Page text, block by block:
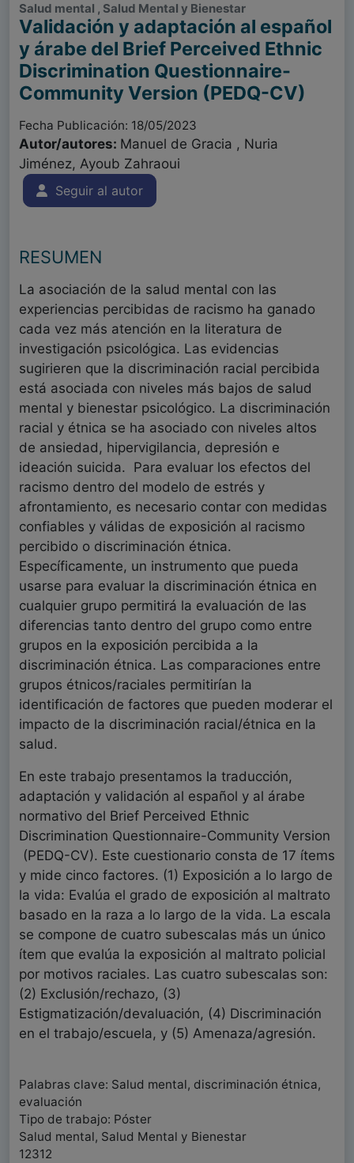
Salud mental , Salud Mental y Bienestar
Validación y adaptación al español
y árabe del Brief Perceived Ethnic
Discrimination Questionnaire-
Community Version (PEDQ-CV)
Fecha Publicación: 18/05/2023
Autor/autores: Manuel de Gracia , Nuria
Jiménez, Ayoub Zahraoui
Seguir al autor
RESUMEN
La asociación de la salud mental con las
experiencias percibidas de racismo ha ganado
cada vez más atención en la literatura de
investigación psicológica. Las evidencias
sugirieren que la discriminación racial percibida
está asociada con niveles más bajos de salud
mental y bienestar psicológico. La discriminación
racial y étnica se ha asociado con niveles altos
de ansiedad, hipervigilancia, depresión e
ideación suicida.
Para evaluar los efectos del
racismo dentro del modelo de estrés y
afrontamiento, es necesario contar con medidas
confiables y válidas de exposición al racismo
percibido o discriminación étnica.
Específicamente, un instrumento que pueda
usarse para evaluar la discriminación étnica en
cualquier grupo permitirá la evaluación de las
diferencias tanto dentro del grupo como entre
grupos en la exposición percibida a la
discriminación étnica. Las comparaciones entre
grupos étnicos/raciales permitirían la
identificación de factores que pueden moderar el
impacto de la discriminación racial/étnica en la
salud.
En este trabajo presentamos la traducción,
adaptación y validación al español y al árabe
normativo del Brief Perceived Ethnic
Discrimination Questionnaire-Community Version
(PEDQ-CV). Este cuestionario consta de 17 ítems
y mide cinco factores. (1) Exposición a lo largo de
la vida: Evalúa el grado de exposición al maltrato
basado en la raza a lo largo de la vida. La escala
se compone de cuatro subescalas más un único
ítem que evalúa la exposición al maltrato policial
por motivos raciales. Las cuatro subescalas son:
(2) Exclusión/rechazo, (3)
Estigmatización/devaluación, (4) Discriminación
en el trabajo/escuela, y (5) Amenaza/agresión.
Palabras clave: Salud mental, discriminación étnica,
evaluación
Tipo de trabajo: Póster
Salud mental, Salud Mental y Bienestar
12312